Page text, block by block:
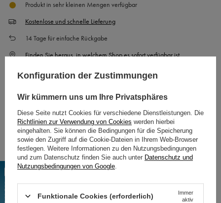
Produkt in sehr kleinen Mengen verfügbar
Kostenlose und schnelle Lieferung
14Tage für einfache Rückgabe
Finden Sie heraus, in welchem Shop es sofort verfügbar ist
Sicher einkaufen
Smile - Lieferungen von Online-Shops sind bei einer Bestellung von €11.63kostenlos
Mehr Informationen.
OPIS PRODUKTU
iary
Konfiguration der Zustimmungen
Wir kümmern uns um Ihre Privatsphäres
Diese Seite nutzt Cookies für verschiedene Dienstleistungen. Die
Richtlinien zur Verwendung von Cookies werden hierbei
eingehalten. Sie können die Bedingungen für die Speicherung
sowie den Zugriff auf die Cookie-Dateien in Ihrem Web-Browser
festlegen. Weitere Informationen zu den Nutzungsbedingungen
und zum Datenschutz finden Sie auch unter Datenschutz und
Nutzungsbedingungen von Google
Funktionale Cookies (erforderlich)
Immer
aktiv